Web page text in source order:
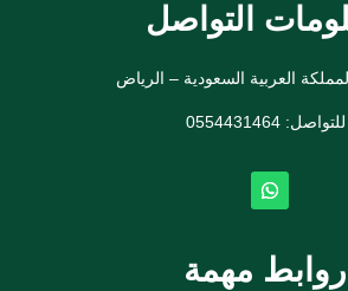
التواصل
العربية السعودية – الرياض
للتواصل: ⁦0554431464
روابط مهمة